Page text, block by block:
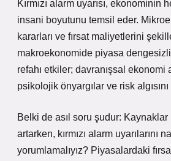
Kırmızı alarm uyarısı, ekonominin
insani boyutunu temsil eder.
kararları ve fırsat maliyetlerini
makroekonomide piyasa
refahı etkiler; davranışsal ekonomi
psikolojik önyargılar ve risk algısını
Belki de asıl soru şudur:
artarken, kırmızı alarm uyarılarını
yorumlamalıyız? Piyasalardaki